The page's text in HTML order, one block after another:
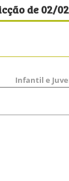
de 02/
Infantil e